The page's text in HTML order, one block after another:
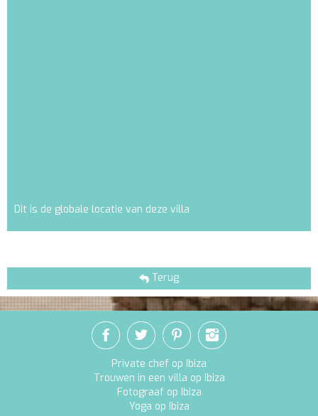
Dit is de globale locatie van deze villa
Terug
Private chef op Ibiza
Trouwen in een villa op Ibiza
Fotograaf op Ibiza
Yoga op Ibiza